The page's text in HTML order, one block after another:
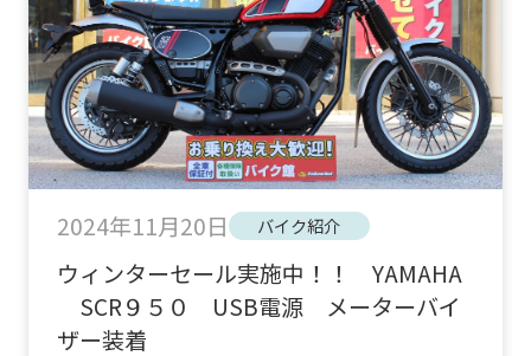
2024年11月20日 バイク紹介
ウィンターセール実施中！！ YAMAHA
SCR９５０ USB電源 メーターバイ
ザー装着